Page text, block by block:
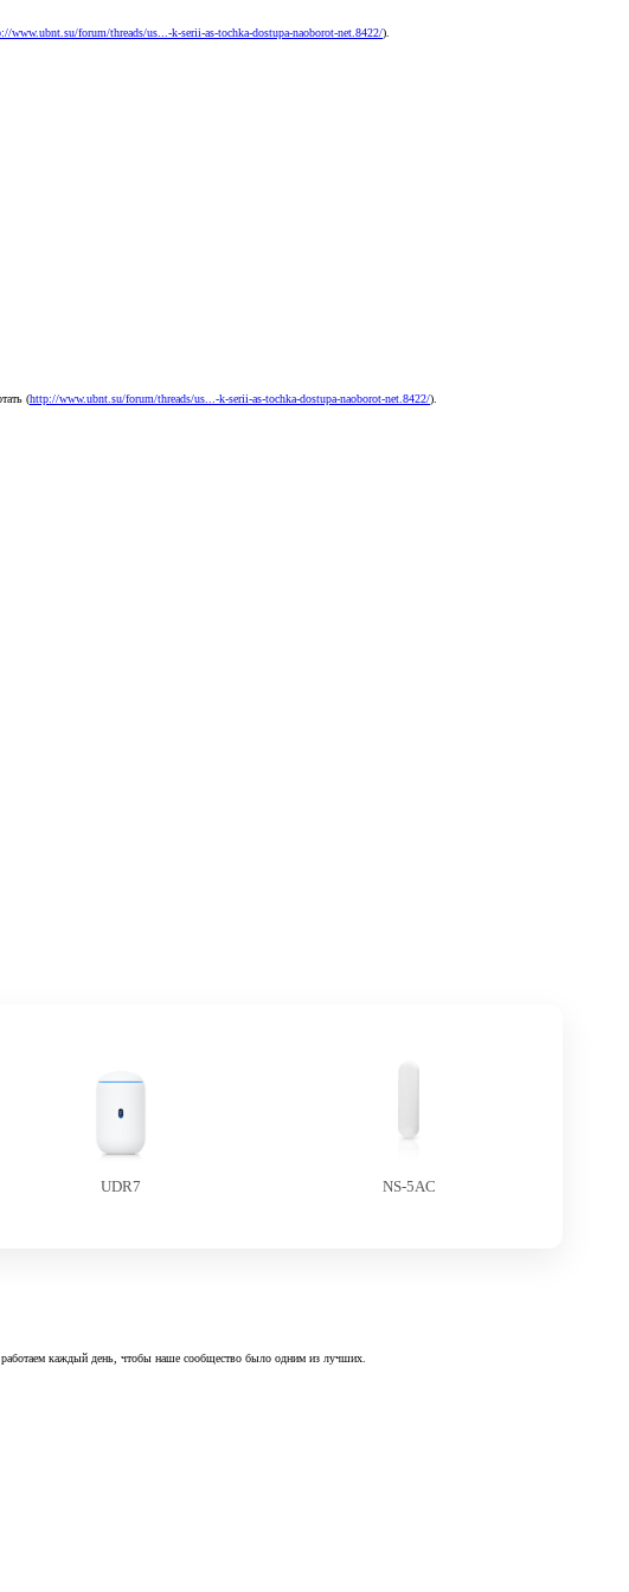
www.ubnt.su/forum/threads/us...-k-serii-as-tochka-dostupa-naoborot-net.8422/).
(http://www.ubnt.su/forum/threads/us...-k-serii-as-tochka-dostupa-naoborot-net.8422/).
UDR7 NS-5AC
работаем каждый день, чтобы наше сообщество было одним из лучших.